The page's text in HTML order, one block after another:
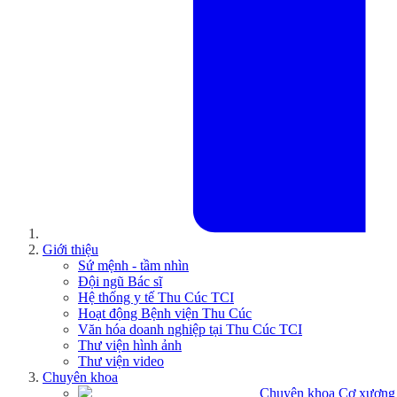
Giới thiệu
Sứ mệnh - tầm nhìn
Đội ngũ Bác sĩ
Hệ thống y tế Thu Cúc TCI
Hoạt động Bệnh viện Thu Cúc
Văn hóa doanh nghiệp tại Thu Cúc TCI
Thư viện hình ảnh
Thư viện video
Chuyên khoa
Chuyên khoa Cơ